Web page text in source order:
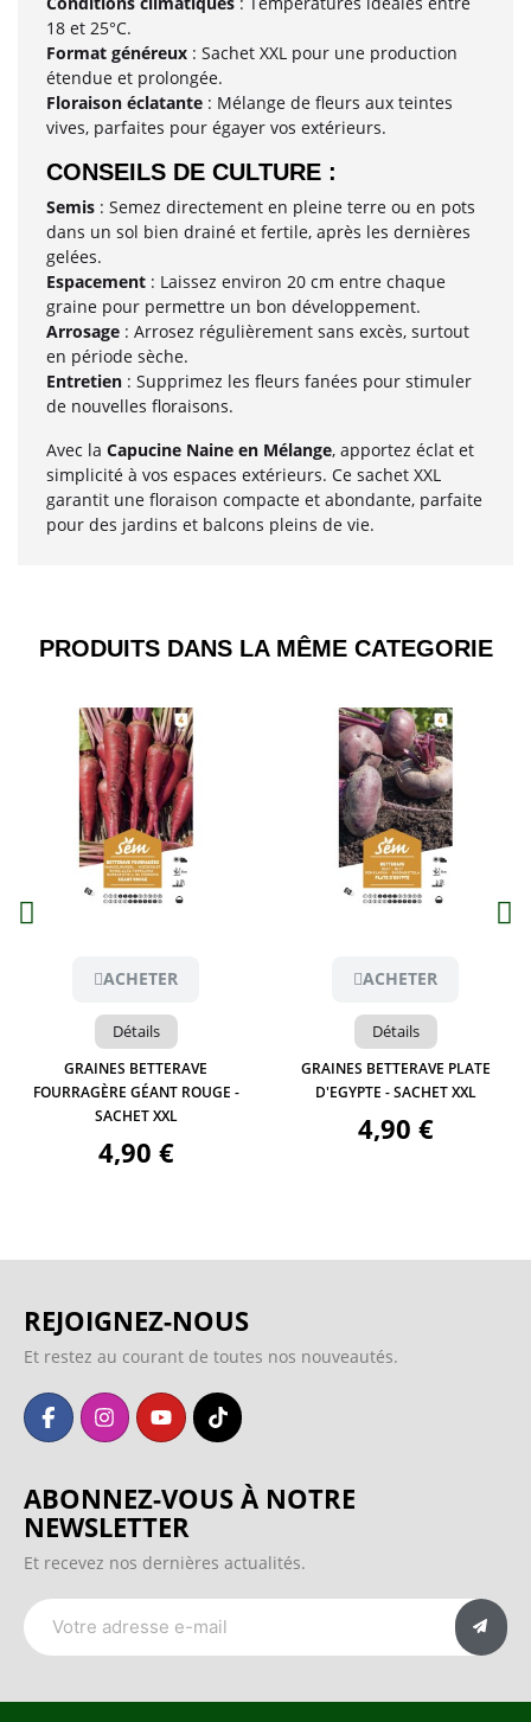
18 et 25°C.
Format généreux : Sachet XXL pour une production
étendue et prolongée.
Floraison éclatante : Mélange de fleurs aux teintes
vives, parfaites pour égayer vos extérieurs.
CONSEILS DE CULTURE :
Semis : Semez directement en pleine terre ou en pots
dans un sol bien drainé et fertile, après les dernières
gelées.
Espacement : Laissez environ 20 cm entre chaque
graine pour permettre un bon développement.
Arrosage : Arrosez régulièrement sans excès, surtout
en période sèche.
Entretien : Supprimez les fleurs fanées pour stimuler
de nouvelles floraisons.
Avec la Capucine Naine en Mélange, apportez éclat et
simplicité à vos espaces extérieurs. Ce sachet XXL
garantit une floraison compacte et abondante, parfaite
pour des jardins et balcons pleins de vie.
PRODUITS DANS LA MÊME CATEGORIE​
Aperçu
ACHETER
Détails
GRAINES BETTERAVE
FOURRAGÈRE GÉANT ROUGE -
SACHET XXL
4,90 €
Aperçu
ACHETER
Détails
GRAINES BETTERAVE PLATE
D'EGYPTE - SACHET XXL
4,90 €
REJOIGNEZ-NOUS
Et restez au courant de toutes nos nouveautés.
ABONNEZ-VOUS À NOTRE
NEWSLETTER
Et recevez nos dernières actualités.